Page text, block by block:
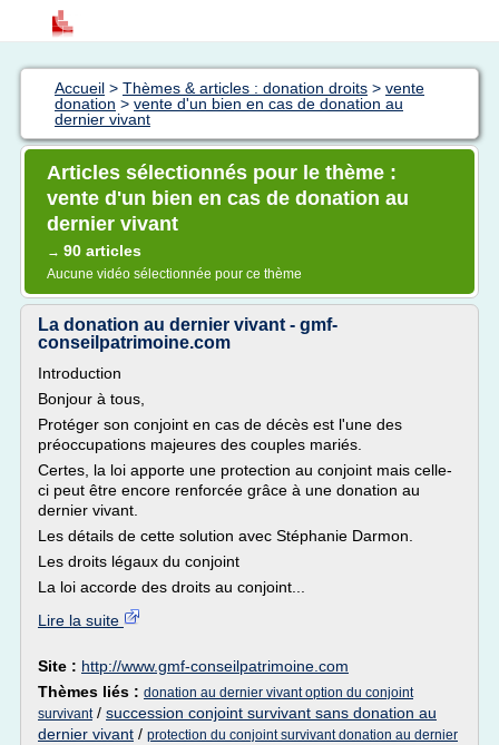
Accueil > Thèmes & articles : donation droits > vente
donation > vente d'un bien en cas de donation au
dernier vivant
Articles sélectionnés pour le thème :
vente d'un bien en cas de donation au
dernier vivant
→ 90 articles
Aucune vidéo sélectionnée pour ce thème
La donation au dernier vivant - gmf-
conseilpatrimoine.com
Introduction
Bonjour à tous,
Protéger son conjoint en cas de décès est l'une des
préoccupations majeures des couples mariés.
Certes, la loi apporte une protection au conjoint mais celle-
ci peut être encore renforcée grâce à une donation au
dernier vivant.
Les détails de cette solution avec Stéphanie Darmon.
Les droits légaux du conjoint
La loi accorde des droits au conjoint...
Lire la suite
Site : http://www.gmf-conseilpatrimoine.com
Thèmes liés : donation au dernier vivant option du conjoint
survivant/ succession conjoint survivant sans donation au
dernier vivant / protection du conjoint survivant donation au dernier